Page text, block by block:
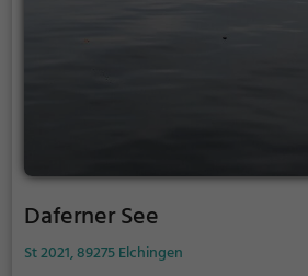
Daferner See
St 2021, 89275 Elchingen